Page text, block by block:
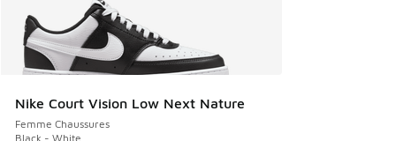
Nike Court Vision Low Next Nature
Femme Chaussures
Black - White